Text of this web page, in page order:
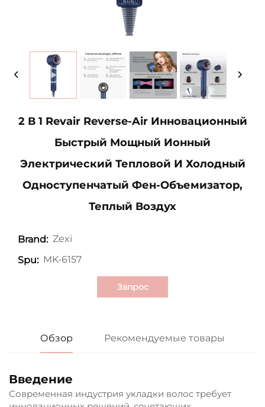
2 В 1 Revair Reverse-Air Инновационный
Быстрый Мощный Ионный
Электрический Тепловой И Холодный
Одноступенчатый Фен-Объемизатор,
Теплый Воздух
Brand: Zexi
Spu: MK-6157
Запрос
Обзор Рекомендуемые товары
Введение
Современная индустрия укладки волос требует